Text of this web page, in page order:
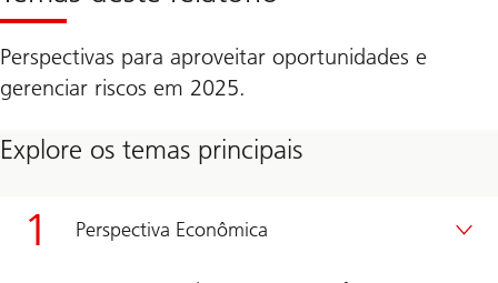
Perspectivas para aproveitar oportunidades e
gerenciar riscos em 2025.
Explore os temas principais
Perspectiva Econômica